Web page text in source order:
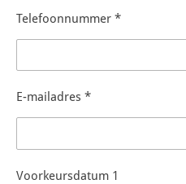
Telefoonnummer *
E-mailadres *
Voorkeursdatum 1